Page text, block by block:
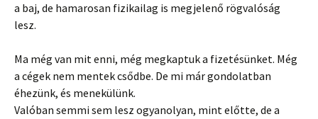
a baj, de hamarosan fizikailag is megjelenő rögvalóság
lesz.
Ma még van mit enni, még megkaptuk a fizetésünket. Még
a cégek nem mentek csődbe. De mi már gondolatban
éhezünk, és menekülünk.
Valóban semmi sem lesz ogyanolyan, mint előtte, de a